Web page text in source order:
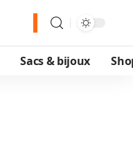
Sacs & bijoux